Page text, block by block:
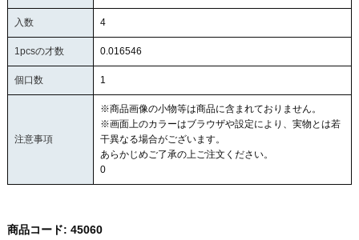
入数 4
1pcsの才数 0.016546
個口数 1
注意事項
※商品画像の小物等は商品に含まれておりません。
※画面上のカラーはブラウザや設定により、実物とは若
干異なる場合がございます。
あらかじめご了承の上ご注文ください。
0
商品コード: 45060